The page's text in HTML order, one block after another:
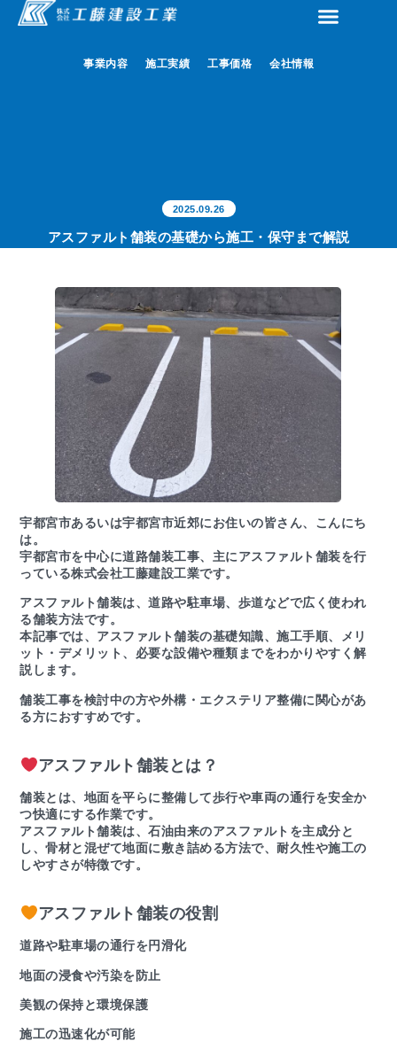
事業内容 施工実績 工事価格 会社情報
事業内容 施工実績 工事価格 会社情報
アスファルト舗装の基礎から施工・保守まで解説
2025.09.26
宇都宮市あるいは宇都宮市近郊にお住いの皆さん、こんにち
は。
宇都宮市を中心に道路舗装工事、主にアスファルト舗装を行
っている株式会社工藤建設工業です。
アスファルト舗装は、道路や駐車場、歩道などで広く使われ
る舗装方法です。
本記事では、アスファルト舗装の基礎知識、施工手順、メリ
ット・デメリット、必要な設備や種類までをわかりやすく解
説します。
舗装工事を検討中の方や外構・エクステリア整備に関心があ
る方におすすめです。
アスファルト舗装とは？
舗装とは、地面を平らに整備して歩行や車両の通行を安全か
つ快適にする作業です。
アスファルト舗装は、石油由来のアスファルトを主成分と
し、骨材と混ぜて地面に敷き詰める方法で、耐久性や施工の
しやすさが特徴です。
アスファルト舗装の役割
道路や駐車場の通行を円滑化
地面の浸食や汚染を防止
美観の保持と環境保護
施工の迅速化が可能